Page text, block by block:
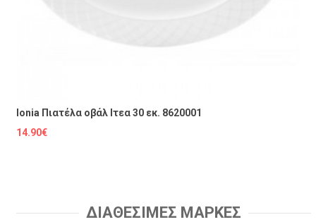
Ionia Πιατέλα οβάλ Ιτεα 30 εκ. 8620001
14.90€
ΔΙΑΘΕΣΙΜΕΣ ΜΑΡΚΕΣ